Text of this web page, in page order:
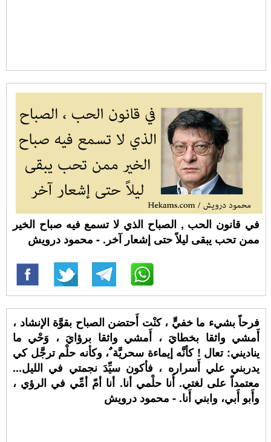
في قانون الحب , الصباح الذي لا تسمع فيه صباح الخير
ممن تحب يبقى ليلاً حتى إشعار آخر. - محمود درويش
فرحاً بشيء ما خفيٍّ ، كنْت أَحتضن الصباح بقوَّة الإنشاد ،
أَمشي واثقا بخطايَ ، أَمشي واثقا برؤايَ ، وَحْي ما
يناديني: تعال ! كأنَّه إيماءة سحريَّة ٌ، وكأنه حلْم ترجَّل كي
يدربني علي أَسراره ، فأكون سيِّدَ نجمتي في الليل...
معتمداً على لغتي. أَنا حلْمي أنا. أنا أمّ أمِّي في الرؤي ،
وأَبو أَبي، وابني أَنا. - محمود درويش